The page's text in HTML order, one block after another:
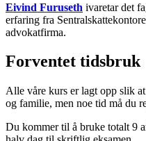
Eivind Furuseth ivaretar det
erfaring fra
advokatfirma.
Forventet tidsbruk
Alle våre kurs er lagt opp slik
og familie, men noe tid må du
Du kommer til å bruke totalt 9